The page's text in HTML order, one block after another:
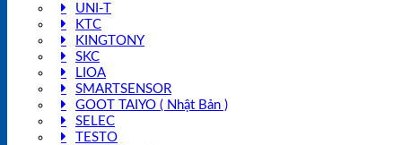
UNI-T
KTC
KINGTONY
SKC
LIOA
SMARTSENSOR
GOOT TAIYO ( Nhật Bản )
SELEC
TESTO